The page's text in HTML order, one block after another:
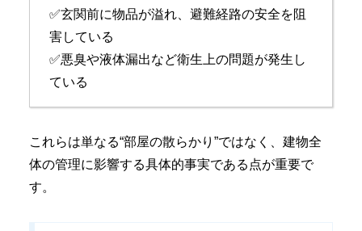
✅玄関前に物品が溢れ、避難経路の安全を阻
害している
✅悪臭や液体漏出など衛生上の問題が発生し
ている
これらは単なる“部屋の散らかり”ではなく、建物全
体の管理に影響する具体的事実である点が重要で
す。